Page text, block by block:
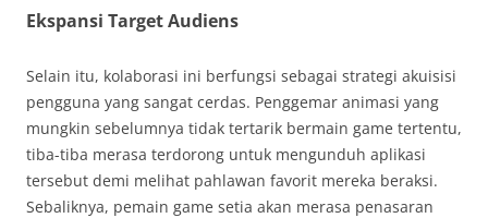
Ekspansi Target Audiens
Selain itu, kolaborasi ini berfungsi sebagai strategi akuisisi
pengguna yang sangat cerdas. Penggemar animasi yang
mungkin sebelumnya tidak tertarik bermain game tertentu,
tiba-tiba merasa terdorong untuk mengunduh aplikasi
tersebut demi melihat pahlawan favorit mereka beraksi.
Sebaliknya, pemain game setia akan merasa penasaran